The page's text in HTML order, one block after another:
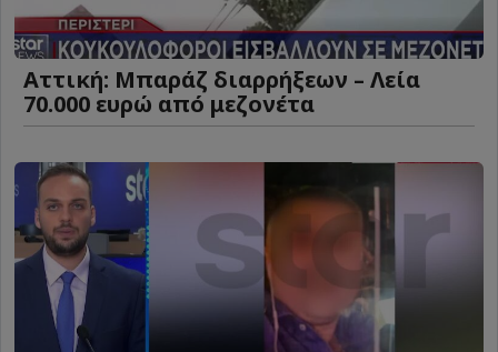
Αττική: Μπαράζ διαρρήξεων – Λεία
70.000 ευρώ από μεζονέτα